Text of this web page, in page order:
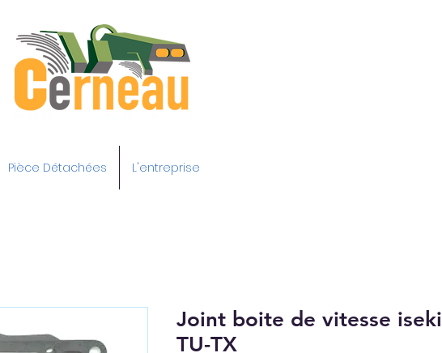
Pièce Détachées L'entreprise
Joint boite de vitesse iseki
TU-TX